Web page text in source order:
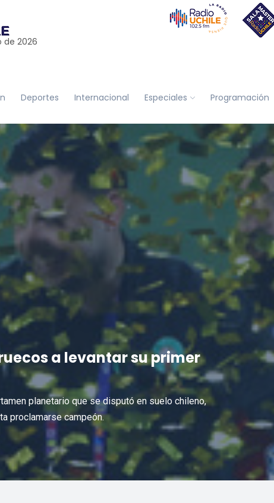
de 2026
Deportes Internacional Especiales Programación
a levantar su primer
planetario que se disputó en suelo chileno,
proclamarse campeón.